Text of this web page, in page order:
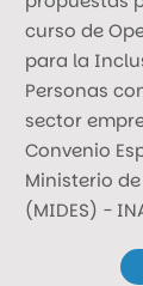
curso de
para la
Personas
sector
Convenio
Ministerio
(MIDES) -